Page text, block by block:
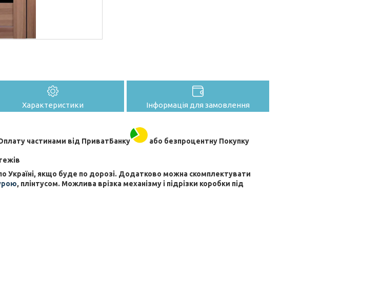
Характеристики Інформація для замовлення
частинами від ПриватБанку або безпроцентну Покупку
Україні, якщо буде по дорозі. Додатково можна скомплектувати
, плінтусом. Можлива врізка механізму і підрізки коробки під